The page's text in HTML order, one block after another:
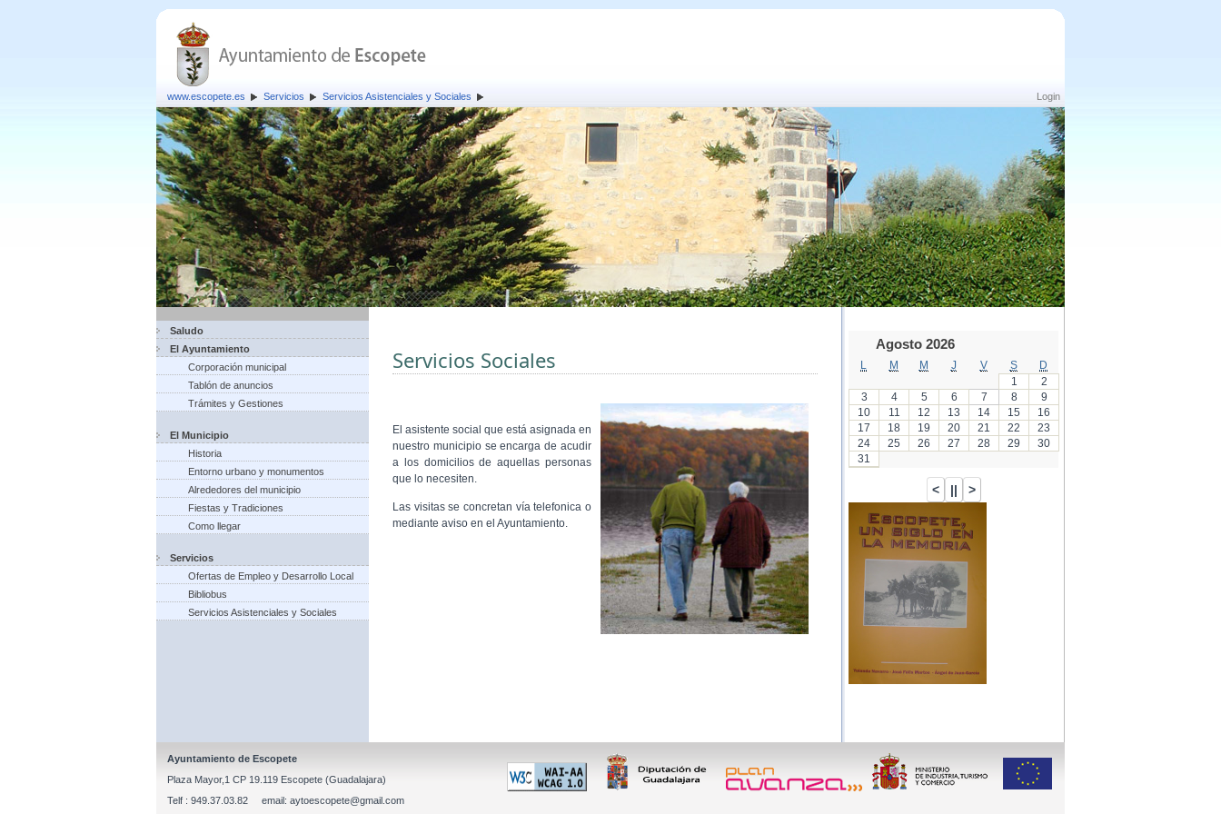
Login
www.escopete.es Servicios Servicios Asistenciales y Sociales
Saludo
El Ayuntamiento
Corporación municipal
Tablón de anuncios
Trámites y Gestiones
El Municipio
Historia
Entorno urbano y monumentos
Alrededores del municipio
Fiestas y Tradiciones
Como llegar
Servicios
Ofertas de Empleo y Desarrollo Local
Bibliobus
Servicios Asistenciales y Sociales
Servicios Sociales
El asistente social que está asignada en
nuestro municipio se encarga de acudir
a los domicilios de aquellas personas
que lo necesiten.
Las visitas se concretan vía telefonica o
mediante aviso en el Ayuntamiento.
Agosto 2026
M M J V S
D
1
2
3
4 5 6 7 8
9
10
11 12 13 14 15
16
17
18 19 20 21 22
23
24
25 26 27 28 29
30
31
Ayuntamiento de Escopete
Plaza Mayor,1 CP 19.119 Escopete (Guadalajara)
Telf : 949.37.03.82 email: aytoescopete@gmail.com